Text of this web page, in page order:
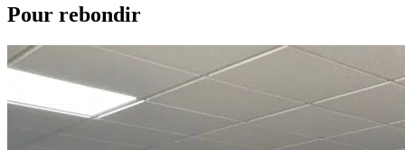
Pour rebondir